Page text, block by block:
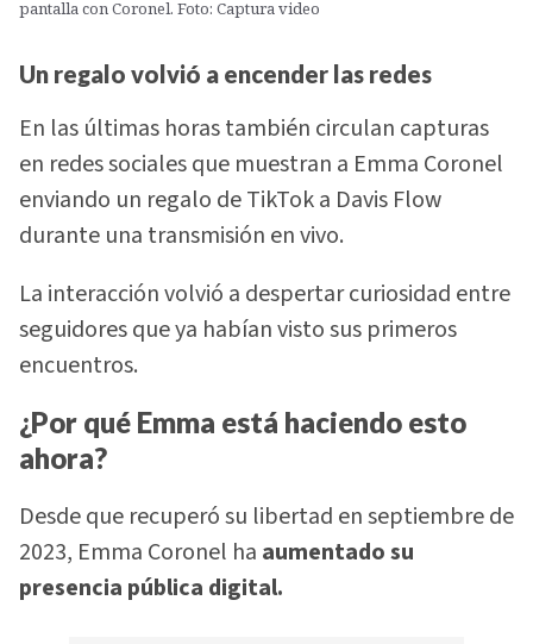
pantalla con Coronel. Foto: Captura video
Un regalo volvió a encender las redes
En las últimas horas también circulan capturas
en redes sociales que muestran a Emma Coronel
enviando un regalo de TikTok a Davis Flow
durante una transmisión en vivo.
La interacción volvió a despertar curiosidad entre
seguidores que ya habían visto sus primeros
encuentros.
¿Por qué Emma está haciendo esto
ahora?
Desde que recuperó su libertad en septiembre de
2023, Emma Coronel ha aumentado su
presencia pública digital.